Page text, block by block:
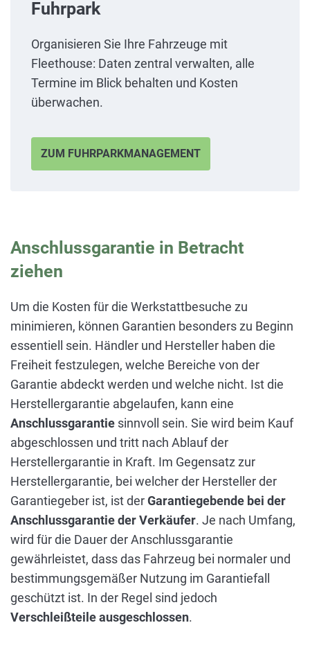
Fuhrpark
Organisieren Sie Ihre Fahrzeuge mit
Fleethouse: Daten zentral verwalten, alle
Termine im Blick behalten und Kosten
überwachen.
ZUM FUHRPARKMANAGEMENT
Anschlussgarantie in Betracht
ziehen
Um die Kosten für die Werkstattbesuche zu
minimieren, können Garantien besonders zu Beginn
essentiell sein. Händler und Hersteller haben die
Freiheit festzulegen, welche Bereiche von der
Garantie abdeckt werden und welche nicht. Ist die
Herstellergarantie abgelaufen, kann eine
Anschlussgarantie sinnvoll sein. Sie wird beim Kauf
abgeschlossen und tritt nach Ablauf der
Herstellergarantie in Kraft. Im Gegensatz zur
Herstellergarantie, bei welcher der Hersteller der
Garantiegeber ist, ist derGarantiegebende bei der
Anschlussgarantie der Verkäufer. Je nach Umfang,
wird für die Dauer der Anschlussgarantie
gewährleistet, dass das Fahrzeug bei normaler und
bestimmungsgemäßer Nutzung im Garantiefall
geschützt ist. In der Regel sind jedoch
Verschleißteile ausgeschlossen.